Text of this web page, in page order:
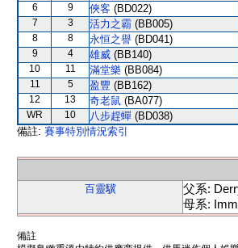
6
9 俠客 (BD022)
7
3 活力之霸 (BB005)
8
8 永恒之譽 (BD041)
9
4 雄威 (BB140)
10
11 滿堂樂 (BB084)
11
5 盈豐 (BB162)
12
13 奇老鼠 (BA077)
WR
10 八步趕蟬 (BD038)
備註: 賽事特別情況索引
百靈驥
父系:
母系:
備註